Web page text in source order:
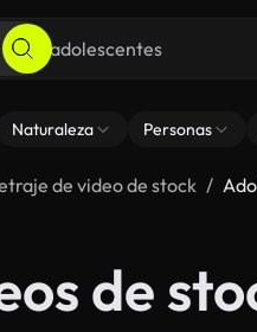
Naturaleza Personas
de video de stock
de